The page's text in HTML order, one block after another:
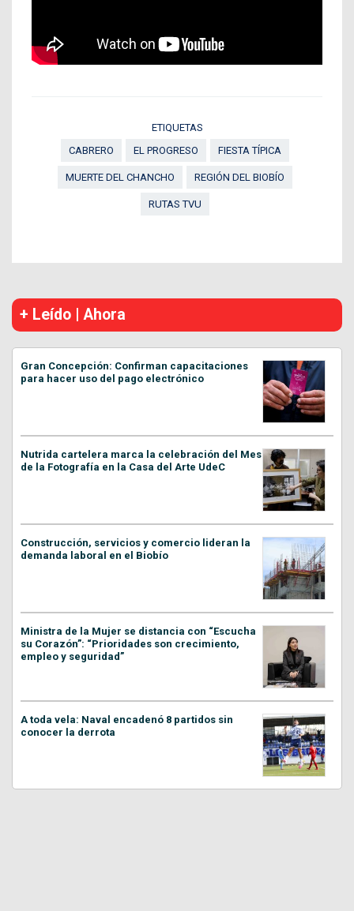
ETIQUETAS
CABRERO
EL PROGRESO FIESTA TÍPICA
MUERTE DEL CHANCHO REGIÓN DEL BIOBÍO
RUTAS TVU
+ Leído | Ahora
Gran Concepción: Confirman capacitaciones
para hacer uso del pago electrónico
Nutrida cartelera marca la celebración del Mes
de la Fotografía en la Casa del Arte UdeC
Construcción, servicios y comercio lideran la
demanda laboral en el Biobío
Ministra de la Mujer se distancia con “Escucha
su Corazón”: “Prioridades son crecimiento,
empleo y seguridad”
A toda vela: Naval encadenó 8 partidos sin
conocer la derrota